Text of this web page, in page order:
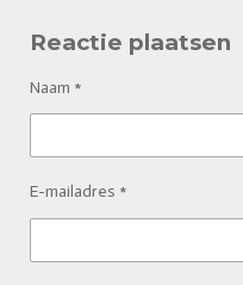
Reactie plaatsen
Naam *
E-mailadres *